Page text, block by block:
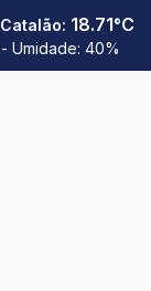
Catalão: 18.71°C
- Umidade: 40%